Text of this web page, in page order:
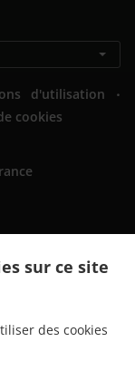
sur ce site
des cookies
d'utilisation .
cookies